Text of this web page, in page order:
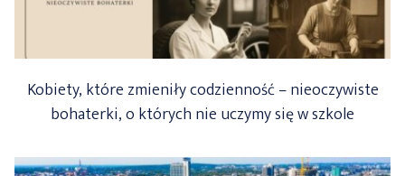
Kobiety, które zmieniły codzienność – nieoczywiste
bohaterki, o których nie uczymy się w szkole